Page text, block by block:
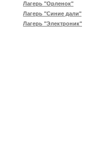
Лагерь "Орленок"
Лагерь "Синие дали"
Лагерь "Электроник"